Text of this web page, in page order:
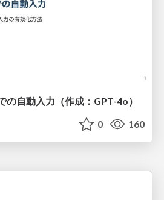
自動入力（作成：GPT-4o）
0 160